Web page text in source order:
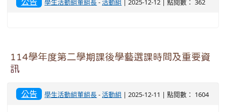
學生活動組董組長-活動組 | 2025-12-12 | 點閱數： 362
114學年度第二學期課後學藝選課時間及重要資
訊
公告 學生活動組董組長-活動組 | 2025-12-11 | 點閱數： 1604